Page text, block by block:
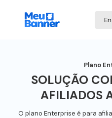
Plano
SOLUÇÃO
AFILIADOS
O plano Enterprise é para